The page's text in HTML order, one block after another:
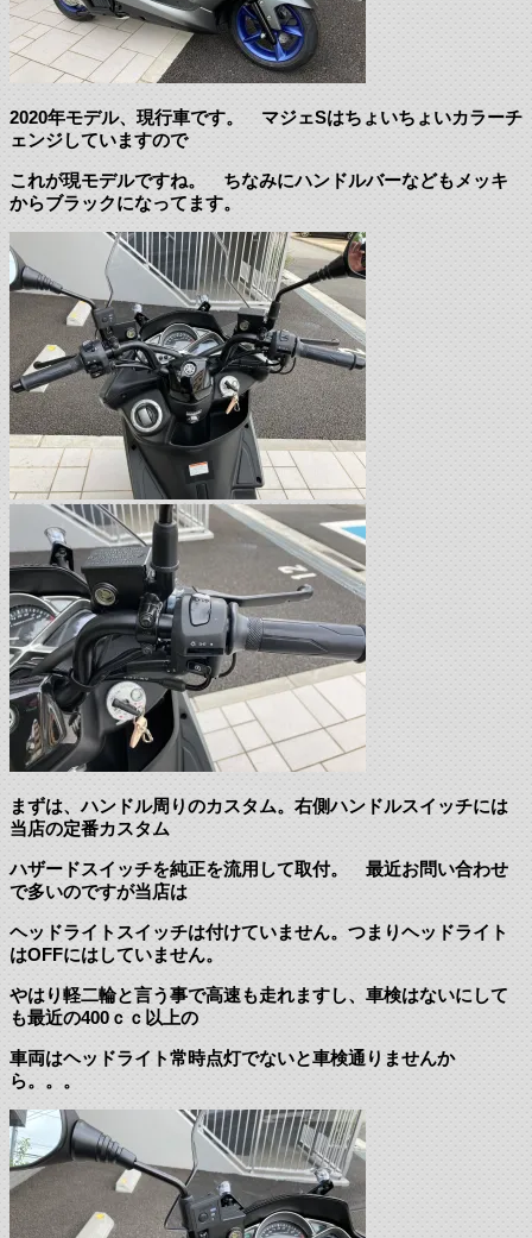
2020年モデル、現行車です。 マジェSはちょいちょいカラーチ
ェンジしていますので
これが現モデルですね。 ちなみにハンドルバーなどもメッキ
からブラックになってます。
まずは、ハンドル周りのカスタム。右側ハンドルスイッチには
当店の定番カスタム
ハザードスイッチを純正を流用して取付。 最近お問い合わせ
で多いのですが当店は
ヘッドライトスイッチは付けていません。つまりヘッドライト
はOFFにはしていません。
やはり軽二輪と言う事で高速も走れますし、車検はないにして
も最近の400ｃｃ以上の
車両はヘッドライト常時点灯でないと車検通りませんか
ら。。。